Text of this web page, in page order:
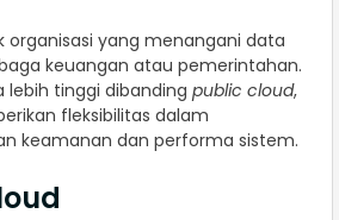
organisasi yang menangani data
keuangan atau pemerintahan.
lebih tinggi dibanding public cloud,
fleksibilitas dalam
keamanan dan performa sistem.